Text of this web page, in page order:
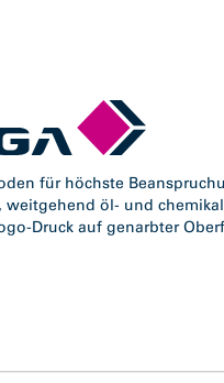
für höchste
weitgehend öl- und
Druck auf genarbter